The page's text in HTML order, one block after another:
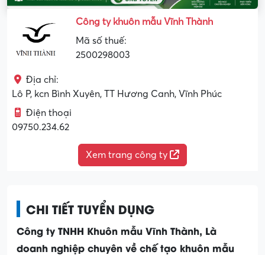
Công ty khuôn mẫu Vĩnh Thành
Mã số thuế:
2500298003
Địa chỉ:
Lô P, kcn Bình Xuyên, TT Hương Canh, Vĩnh Phúc
Điện thoại
09750.234.62
Xem trang công ty
CHI TIẾT TUYỂN DỤNG
Công ty TNHH Khuôn mẫu Vĩnh Thành, Là
doanh nghiệp chuyên về chế tạo khuôn mẫu